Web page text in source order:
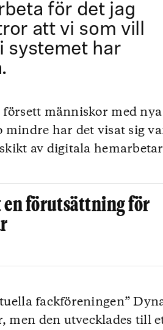
för det jag
att vi som vill
systemet har
människor med
har det visat sig
av digitala
förutsättning för
fackföreningen”
men den utvecklades till